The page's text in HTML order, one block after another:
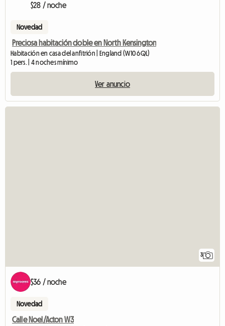
$28 / noche
Novedad
Preciosa habitación doble en North Kensington
Habitación en casa del anfitrión | England (W10 6QL)
1 pers. | 4 noches mínimo
Ver anuncio
3
$36 / noche
Novedad
Calle Noel/Acton W3